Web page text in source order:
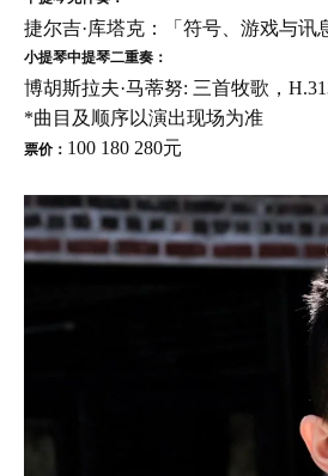
捷尔吉·库塔克：「符号、游戏与讯
小提琴中提琴二重奏：
博胡斯拉夫·马蒂努: 三首牧歌，
*曲目及顺序以演出现场为准
票价： 100 180 280元